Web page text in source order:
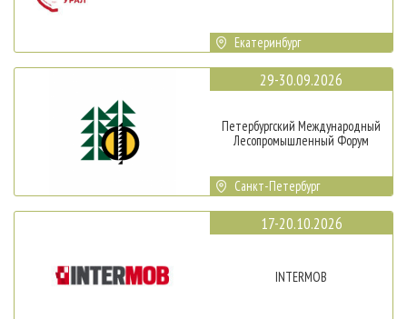
Екатеринбург
29-30.09.2026
Петербургский Международный
Лесопромышленный Форум
Санкт-Петербург
17-20.10.2026
INTERMOB